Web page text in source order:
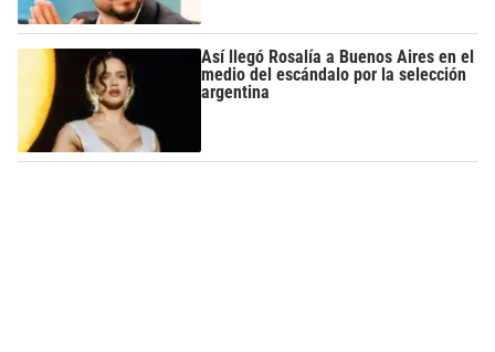
Así llegó Rosalía a Buenos Aires en el
medio del escándalo por la selección
argentina